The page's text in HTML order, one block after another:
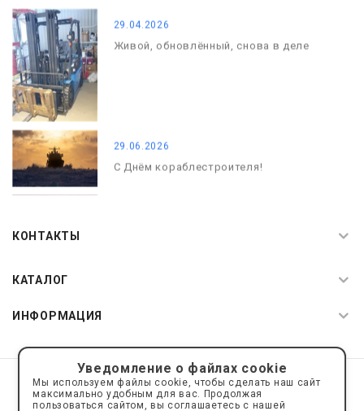
29.04.2026
Живой, обновлённый, снова в деле
29.06.2026
С Днём кораблестроителя!
КОНТАКТЫ
КАТАЛОГ
ИНФОРМАЦИЯ
© 2019—2026 Интернет пространство АкваРос
sale@a-ros.ru
Политика конфиденциальности
Политика обработки персональных данных
Уведомление о файлах cookie
Мы используем файлы cookie, чтобы сделать наш сайт
максимально удобным для вас. Продолжая
пользоваться сайтом, вы соглашаетесь с нашей